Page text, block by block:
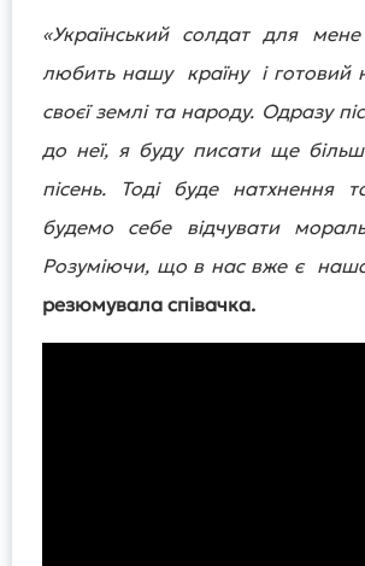
«Український солдат для
любить нашу країну іготовий
своєї землі та народу. Одразу
до неї, я буду писати ще
пісень. Тоді буде натхнення
будемо себе відчувати
Розуміючи, що в нас вже є
резюмувала співачка.